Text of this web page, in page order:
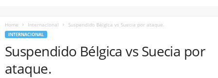
Home Internacional Suspendido Bélgica vs Suecia por ataque.
INTERNACIONAL
Suspendido Bélgica vs Suecia por
ataque.